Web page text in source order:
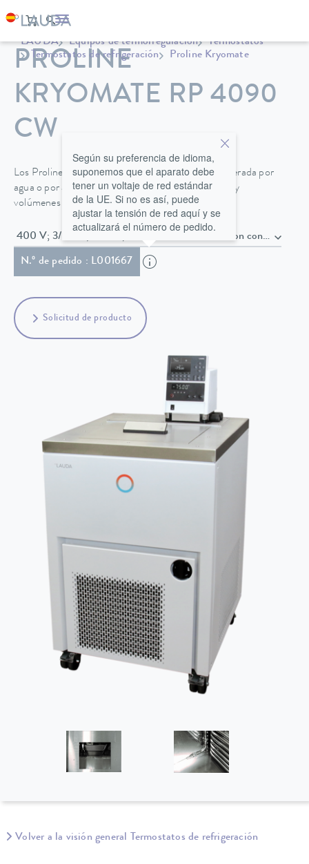
LAUDA Equipos de termorregulación
Termostatos
Termostatos de refrigeración
Proline Kryomate
PROLINE
KRYOMATE RP 4090
CW
Los Proline Kryomate, disponibles en versión refrigerada por
agua o por aire, ofrecen grandes aberturas de baño y
volúmenes de 30 o 40 litros.
400 V; 3/N/PE; 50 Hz , Cable de alimentación con
N.º de pedido : L001667
Según su preferencia de idioma,
suponemos que el aparato debe
tener un voltaje de red estándar
de la UE. Si no es así, puede
ajustar la tensión de red aquí y se
actualizará el número de pedido.
Solicitud de producto
Volver a la visión general Termostatos de refrigeración